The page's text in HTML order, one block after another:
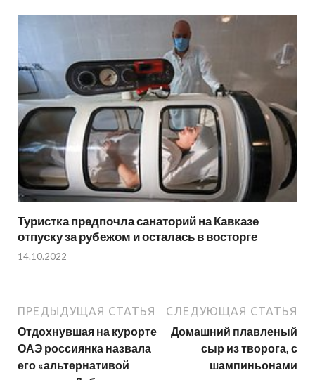
Туристка предпочла санаторий на Кавказе
отпуску за рубежом и осталась в восторге
14.10.2022
ПРЕДЫДУЩАЯ СТАТЬЯ
Отдохнувшая на курорте
ОАЭ россиянка назвала
его «альтернативой
СЛЕДУЮЩАЯ СТАТЬЯ
Домашний плавленый
сыр из творога, с
шампиньонами